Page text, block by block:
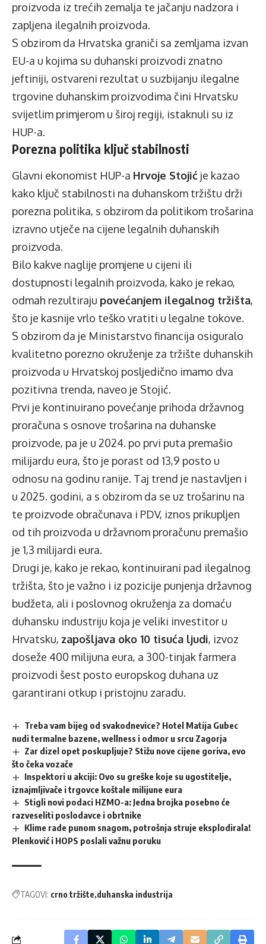
proizvoda iz trećih zemalja te jačanju nadzora i
zapljena ilegalnih proizvoda.
S obzirom da Hrvatska graniči sa zemljama izvan
EU-a u kojima su duhanski proizvodi znatno
jeftiniji, ostvareni rezultat u suzbijanju ilegalne
trgovine duhanskim proizvodima čini Hrvatsku
svijetlim primjerom u široj regiji, istaknuli su iz
HUP-a.
Porezna politika ključ stabilnosti
Glavni ekonomist HUP-a Hrvoje Stojić je kazao
kako ključ stabilnosti na duhanskom tržištu drži
porezna politika, s obzirom da politikom trošarina
izravno utječe na cijene legalnih duhanskih
proizvoda.
Bilo kakve naglije promjene u cijeni ili
dostupnosti legalnih proizvoda, kako je rekao,
odmah rezultiraju povećanjem ilegalnog tržišta,
što je kasnije vrlo teško vratiti u legalne tokove.
S obzirom da je Ministarstvo financija osiguralo
kvalitetno porezno okruženje za tržište duhanskih
proizvoda u Hrvatskoj posljedično imamo dva
pozitivna trenda, naveo je Stojić.
Prvi je kontinuirano povećanje prihoda državnog
proračuna s osnove trošarina na duhanske
proizvode, pa je u 2024. po prvi puta premašio
milijardu eura, što je porast od 13,9 posto u
odnosu na godinu ranije. Taj trend je nastavljen i
u 2025. godini, a s obzirom da se uz trošarinu na
te proizvode obračunava i PDV, iznos prikupljen
od tih proizvoda u državnom proračunu premašio
je 1,3 milijardi eura.
Drugi je, kako je rekao, kontinuirani pad ilegalnog
tržišta, što je važno i iz pozicije punjenja državnog
budžeta, ali i poslovnog okruženja za domaću
duhansku industriju koja je veliki investitor u
Hrvatsku, zapošljava oko 10 tisuća ljudi, izvoz
doseže 400 milijuna eura, a 300-tinjak farmera
proizvodi šest posto europskog duhana uz
garantirani otkup i pristojnu zaradu.
Treba vam bijeg od svakodnevice? Hotel Matija Gubec
nudi termalne bazene, wellness i odmor u srcu Zagorja
Zar dizel opet poskupljuje? Stižu nove cijene goriva, evo
što čeka vozače
Inspektori u akciji: Ovo su greške koje su ugostitelje,
iznajmljivače i trgovce koštale milijune eura
Stigli novi podaci HZMO-a: Jedna brojka posebno će
razveseliti poslodavce i obrtnike
Klime rade punom snagom, potrošnja struje eksplodirala!
Plenković i HOPS poslali važnu poruku
TAGOVI: crno tržište duhanska industrija